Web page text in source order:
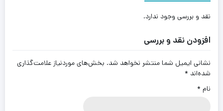
نقد و بررسی وجود ندارد.
افزودن نقد و بررسی
نشانی ایمیل شما منتشر نخواهد شد. بخش‌های موردنیاز علامت‌گذاری
شده‌اند *
نام *